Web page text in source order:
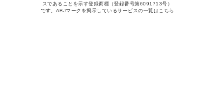
スであることを示す登録商標（登録番号第6091713号）
です。ABJマークを掲示しているサービスの一覧は こちら